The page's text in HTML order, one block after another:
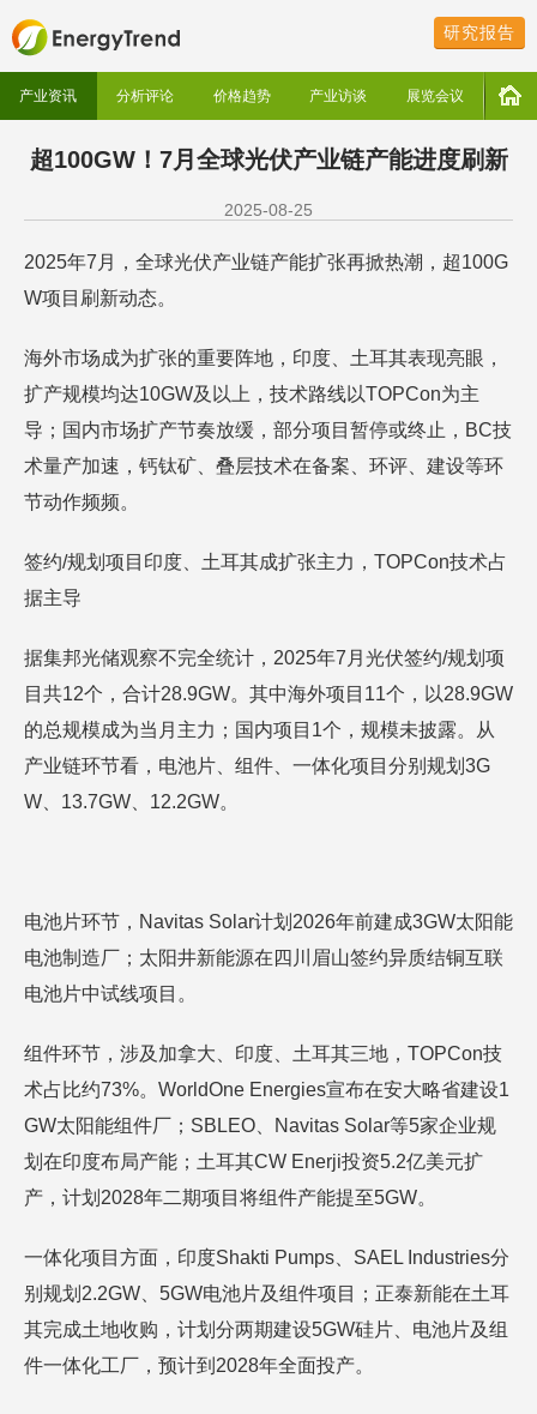
研究报告
产业资讯 分析评论 价格趋势 产业访谈 展览会议
超100GW！7月全球光伏产业链产能进度刷新
2025-08-25
2025年7月，全球光伏产业链产能扩张再掀热潮，超100G
W项目刷新动态。
海外市场成为扩张的重要阵地，印度、土耳其表现亮眼，
扩产规模均达10GW及以上，技术路线以TOPCon为主
导；国内市场扩产节奏放缓，部分项目暂停或终止，BC技
术量产加速，钙钛矿、叠层技术在备案、环评、建设等环
节动作频频。
签约/规划项目印度、土耳其成扩张主力，TOPCon技术占
据主导
据集邦光储观察不完全统计，2025年7月光伏签约/规划项
目共12个，合计28.9GW。其中海外项目11个，以28.9GW
的总规模成为当月主力；国内项目1个，规模未披露。从
产业链环节看，电池片、组件、一体化项目分别规划3G
W、13.7GW、12.2GW。
电池片环节，Navitas Solar计划2026年前建成3GW太阳能
电池制造厂；太阳井新能源在四川眉山签约异质结铜互联
电池片中试线项目。
组件环节，涉及加拿大、印度、土耳其三地，TOPCon技
术占比约73%。WorldOne Energies宣布在安大略省建设1
GW太阳能组件厂；SBLEO、Navitas Solar等5家企业规
划在印度布局产能；土耳其CW Enerji投资5.2亿美元扩
产，计划2028年二期项目将组件产能提至5GW。
一体化项目方面，印度Shakti Pumps、SAEL Industries分
别规划2.2GW、5GW电池片及组件项目；正泰新能在土耳
其完成土地收购，计划分两期建设5GW硅片、电池片及组
件一体化工厂，预计到2028年全面投产。